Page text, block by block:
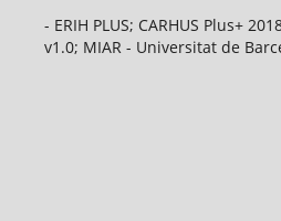
- ERIH PLUS; CARHUS Plus+
v1.0; MIAR - Universitat de